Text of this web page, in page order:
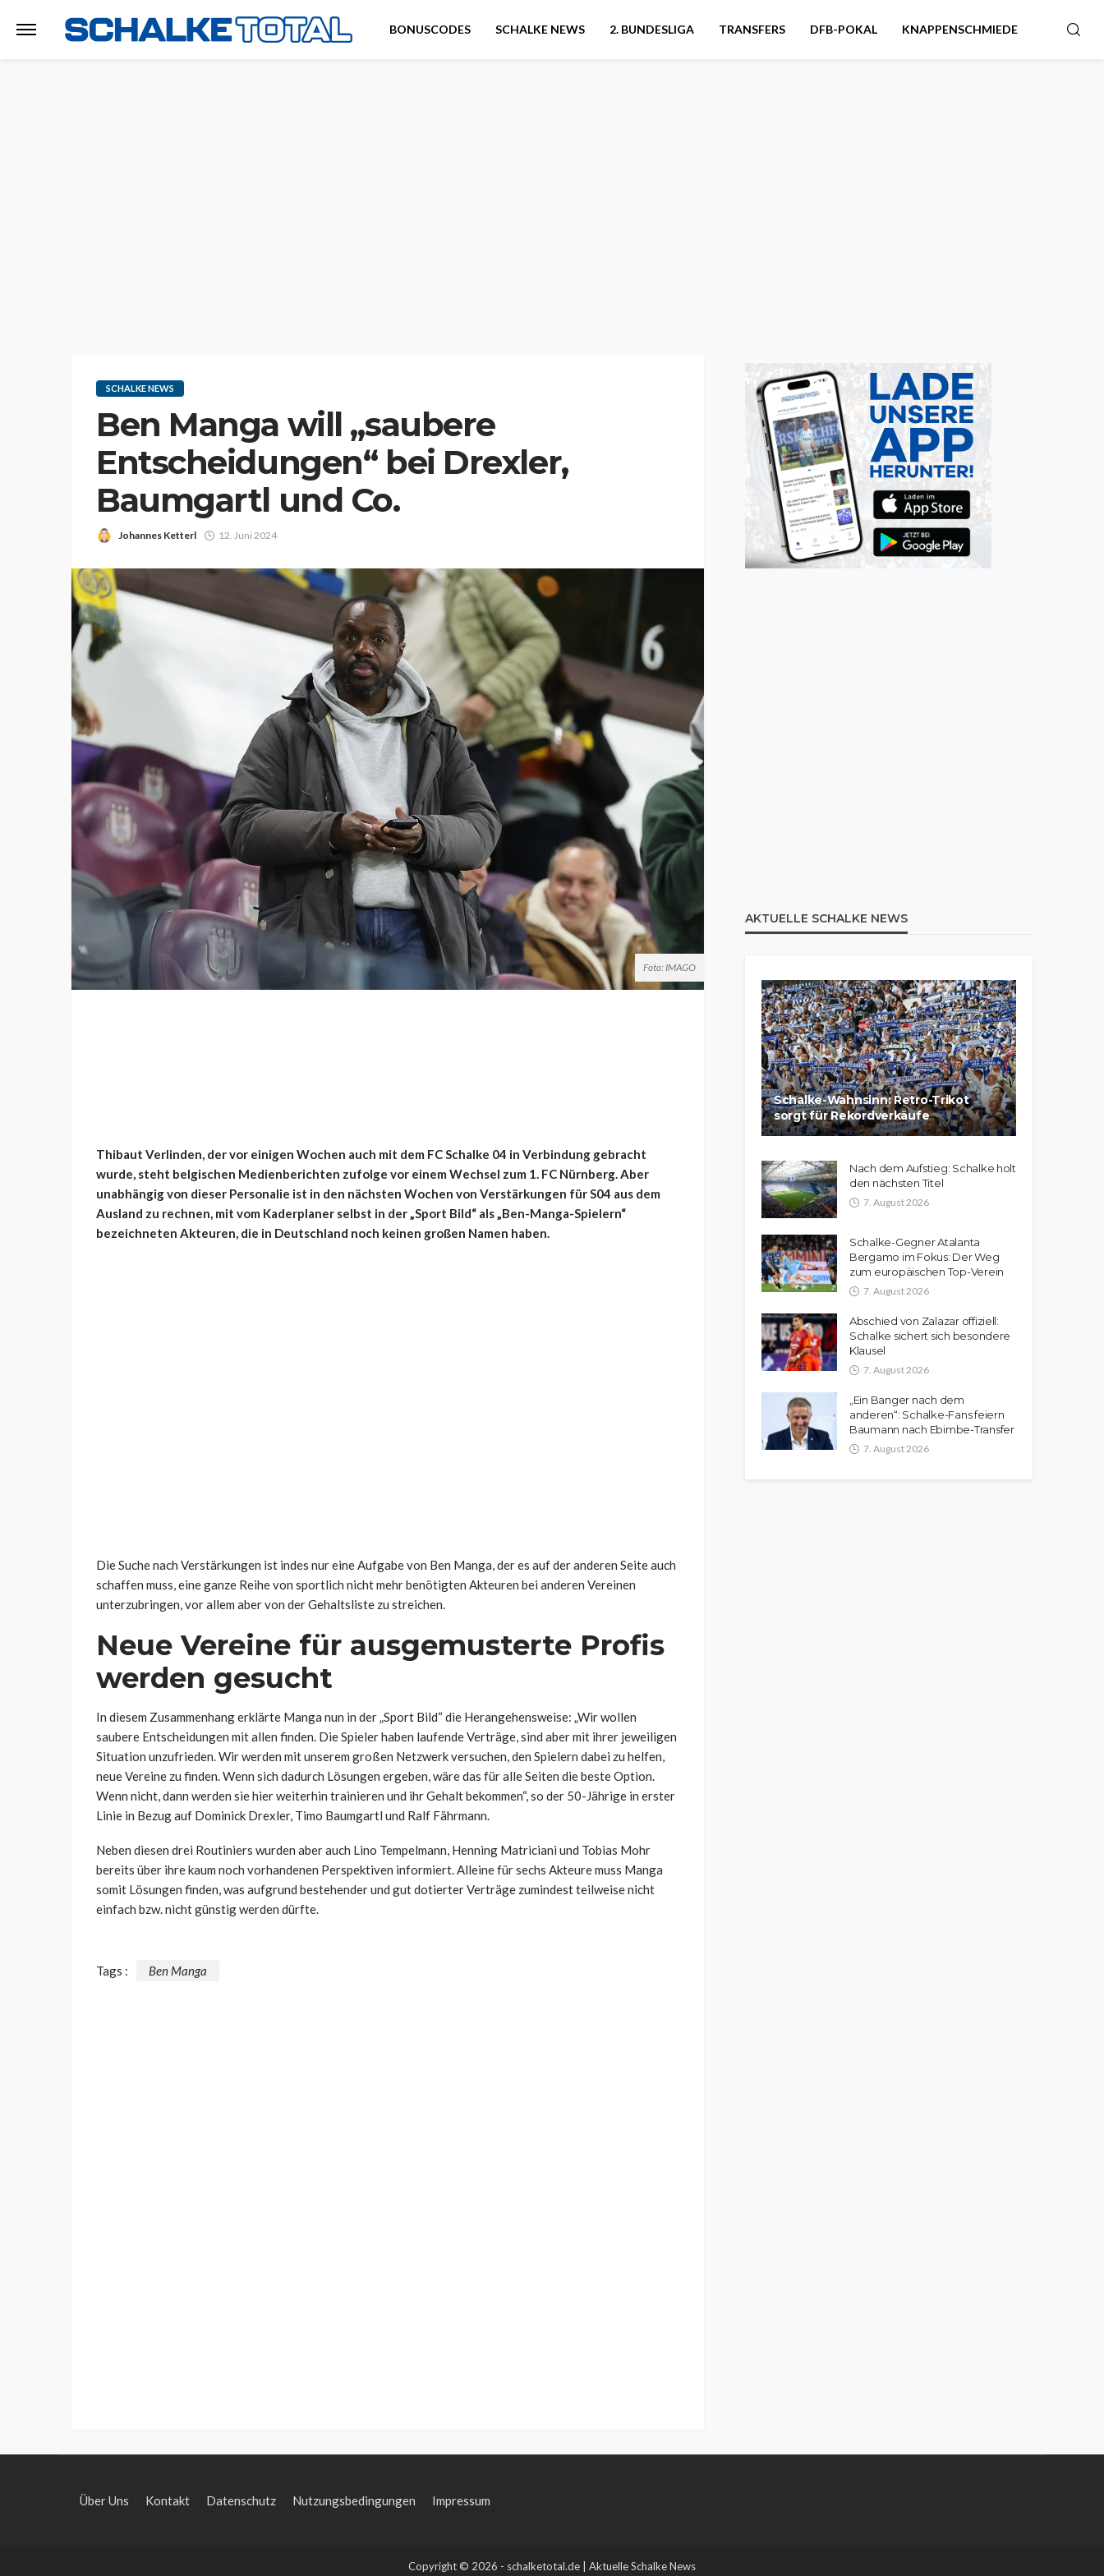
BONUSCODES SCHALKE NEWS 2. BUNDESLIGA TRANSFERS DFB-POKAL KNAPPENSCHMIEDE
SCHALKE NEWS
Ben Manga will „saubere
Entscheidungen“ bei Drexler,
Baumgartl und Co.
Johannes Ketterl 12. Juni 2024
Foto: IMAGO
Thibaut Verlinden, der vor einigen Wochen auch mit dem FC Schalke 04 in Verbindung gebracht
wurde, steht belgischen Medienberichten zufolge vor einem Wechsel zum 1. FC Nürnberg. Aber
unabhängig von dieser Personalie ist in den nächsten Wochen von Verstärkungen für S04 aus dem
Ausland zu rechnen, mit vom Kaderplaner selbst in der „Sport Bild“ als „Ben-Manga-Spielern“
bezeichneten Akteuren, die in Deutschland noch keinen großen Namen haben.
Die Suche nach Verstärkungen ist indes nur eine Aufgabe von Ben Manga, der es auf der anderen Seite auch
schaffen muss, eine ganze Reihe von sportlich nicht mehr benötigten Akteuren bei anderen Vereinen
unterzubringen, vor allem aber von der Gehaltsliste zu streichen.
Neue Vereine für ausgemusterte Profis
werden gesucht
In diesem Zusammenhang erklärte Manga nun in der „Sport Bild“ die Herangehensweise: „Wir wollen
saubere Entscheidungen mit allen finden. Die Spieler haben laufende Verträge, sind aber mit ihrer jeweiligen
Situation unzufrieden. Wir werden mit unserem großen Netzwerk versuchen, den Spielern dabei zu helfen,
neue Vereine zu finden. Wenn sich dadurch Lösungen ergeben, wäre das für alle Seiten die beste Option.
Wenn nicht, dann werden sie hier weiterhin trainieren und ihr Gehalt bekommen“, so der 50-Jährige in erster
Linie in Bezug auf Dominick Drexler, Timo Baumgartl und Ralf Fährmann.
Neben diesen drei Routiniers wurden aber auch Lino Tempelmann, Henning Matriciani und Tobias Mohr
bereits über ihre kaum noch vorhandenen Perspektiven informiert. Alleine für sechs Akteure muss Manga
somit Lösungen finden, was aufgrund bestehender und gut dotierter Verträge zumindest teilweise nicht
einfach bzw. nicht günstig werden dürfte.
Tags : Ben Manga
AKTUELLE SCHALKE NEWS
Schalke-Wahnsinn: Retro-Trikot
sorgt für Rekordverkäufe
Nach dem Aufstieg: Schalke holt
den nächsten Titel
7. August 2026
Schalke-Gegner Atalanta
Bergamo im Fokus: Der Weg
zum europäischen Top-Verein
7. August 2026
Abschied von Zalazar offiziell:
Schalke sichert sich besondere
Klausel
7. August 2026
„Ein Banger nach dem
anderen“: Schalke-Fans feiern
Baumann nach Ebimbe-Transfer
7. August 2026
Über Uns Kontakt Datenschutz Nutzungsbedingungen Impressum
Copyright © 2026 - schalketotal.de | Aktuelle Schalke News